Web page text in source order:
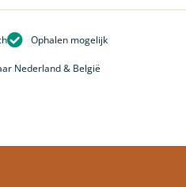
Ophalen mogelijk
Nederland & België